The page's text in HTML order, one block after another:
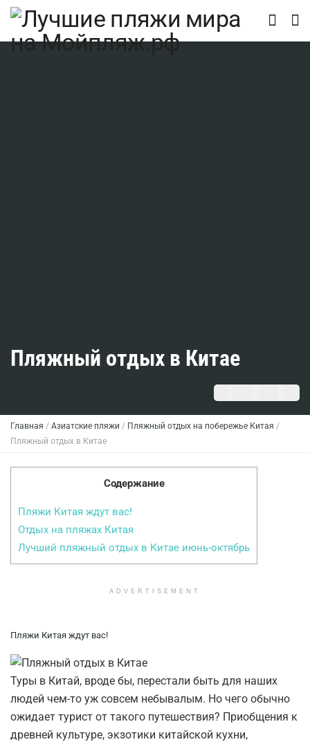
Пляжный отдых в Китае
Главная / Азиатские пляжи / Пляжный отдых на побережье Китая /
Пляжный отдых в Китае
Содержание
Пляжи Китая ждут вас!
Отдых на пляжах Китая
Лучший пляжный отдых в Китае июнь-октябрь
ADVERTISEMENT
Пляжи Китая ждут вас!
Туры в Китай, вроде бы, перестали быть для наших
людей чем-то уж совсем небывалым. Но чего обычно
ожидает турист от такого путешествия? Приобщения к
древней культуре, экзотики китайской кухни,